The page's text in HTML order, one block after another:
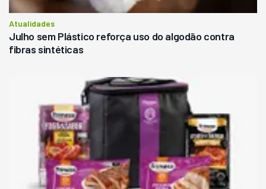
Atualidades
Julho sem Plástico reforça uso do algodão contra
fibras sintéticas